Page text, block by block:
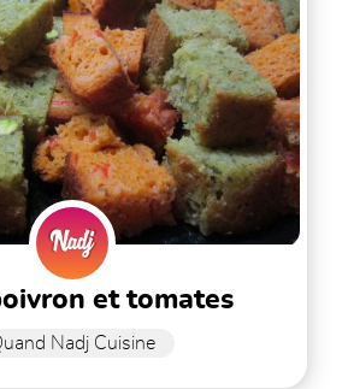
et tomates
Nadj Cuisine